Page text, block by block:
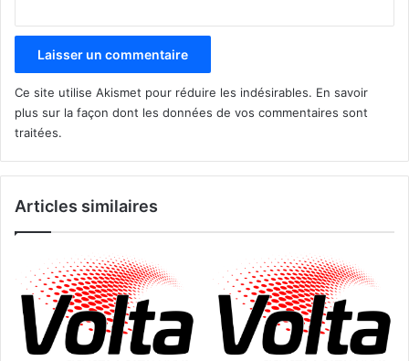
Ce site utilise Akismet pour réduire les indésirables. En savoir
plus sur la façon dont les données de vos commentaires sont
traitées.
Articles similaires